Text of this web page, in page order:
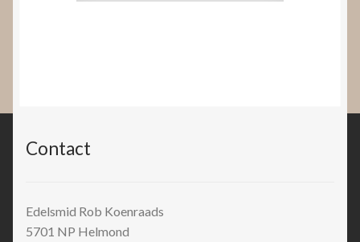
Contact
Edelsmid Rob Koenraads
5701 NP Helmond